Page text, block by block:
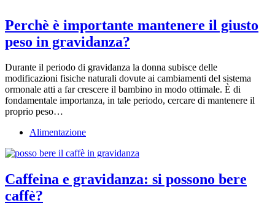
Perchè è importante mantenere il giusto
peso in gravidanza?
Durante il periodo di gravidanza la donna subisce delle
modificazioni fisiche naturali dovute ai cambiamenti del sistema
ormonale atti a far crescere il bambino in modo ottimale. È di
fondamentale importanza, in tale periodo, cercare di mantenere il
proprio peso…
Alimentazione
Caffeina e gravidanza: si possono bere
caffè?